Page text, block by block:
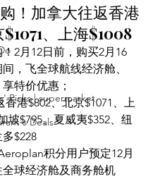
Picks | supermarket
Deals
！加拿大往返香港
、上海$1008
2月12日前，购买2月16
，飞全球航线经济舱、
特价优惠；
港$802、北京$1071、上
坡$795、夏威夷$352、纽
$228
积分用户预定12月
球经济舱及商务舱机